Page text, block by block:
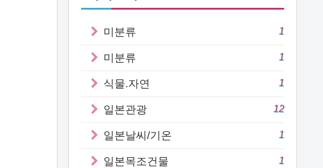
미분류 1
미분류 1
식물.자연 1
일본관광 12
일본날씨/기온 1
일본목조건물 1